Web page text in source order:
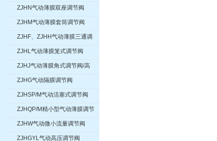
ZJHN气动薄膜双座调节阀
ZJHM气动薄膜套筒调节阀
ZJHF、ZJHH气动薄膜三通调
节阀
ZJHL气动薄膜笼式调节阀
ZJHJ气动薄膜角式调节阀/高
压角式调节阀
ZJHG气动隔膜调节阀
ZJHSP/M气动活塞式调节阀
ZJHQP/M精小型气动薄膜调节
阀
ZJHW气动微小流量调节阀
ZJHGYL气动高压调节阀